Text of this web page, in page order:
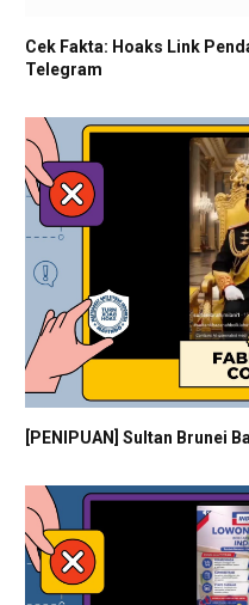
Cek Fakta: Hoaks Link
Telegram
[PENIPUAN] Sultan Brunei